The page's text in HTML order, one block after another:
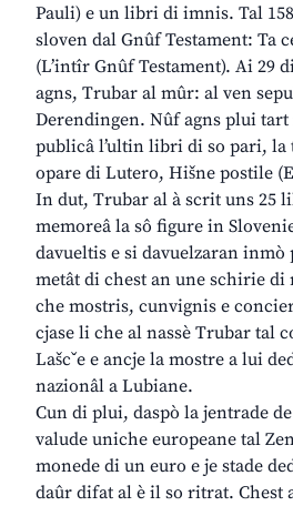
Pauli) e un libri di imnis. Tal
sloven dal Gnûf Testament: Ta
(L’intîr Gnûf Testament). Ai 29
agns, Trubar al mûr: al ven
Derendingen. Nûf agns plui
publicâ l’ultin libri di so pari, la
opare di Lutero, Hišne postile
In dut, Trubar al à scrit uns 25
memoreâ la sô figure in
davueltis e si davuelzaran inmò
metât di chest an une schirie di
che mostris, cunvignis e
cjase li che al nassè Trubar tal
Lašcˇe e ancje la mostre a lui
nazionâl a Lubiane.
Cun di plui, daspò la jentrade
valude uniche europeane tal
monede di un euro e je stade
daûr difat al è il so ritrat. Chest